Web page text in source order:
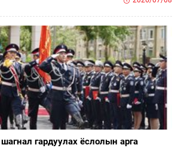
гардуулах ёслолын арга